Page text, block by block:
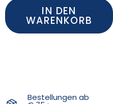
IN DEN
WARENKORB
Bestellungen ab